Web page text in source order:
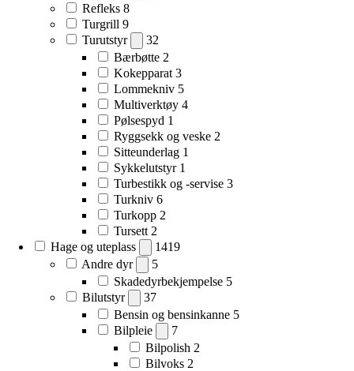
Refleks 8
Turgrill 9
Turutstyr
32
Bærbøtte 2
Kokepparat 3
Lommekniv 5
Multiverktøy 4
Pølsespyd 1
Ryggsekk og veske 2
Sitteunderlag 1
Sykkelutstyr 1
Turbestikk og -servise 3
Turkniv 6
Turkopp 2
Tursett 2
Hage og uteplass
1419
Andre dyr
5
Skadedyrbekjempelse 5
Bilutstyr
37
Bensin og bensinkanne 5
Bilpleie
7
Bilpolish 2
Bilvoks 2